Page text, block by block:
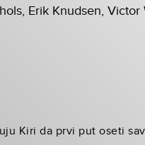
Erik Knudsen,
Kiri da prvi put oseti